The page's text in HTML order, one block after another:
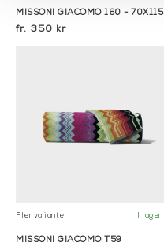
MISSONI GIACOMO 160 - 70X115
350 kr
Fler varianter I lager
MISSONI GIACOMO T59